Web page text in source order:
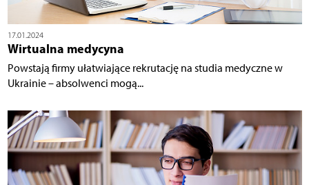
17.01.2024
Wirtualna medycyna
Powstają firmy ułatwiające rekrutację na studia medyczne w
Ukrainie – absolwenci mogą...